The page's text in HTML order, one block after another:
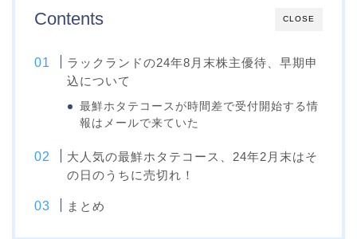
CLOSE
Contents
ラックランドの24年8月末株主優待、早期申
込について
最鮮ホタテコースが時間差で受付開始する情
報はメールで来ていた
大人気の最鮮ホタテコース、24年2月末はそ
の日のうちに売切れ！
まとめ